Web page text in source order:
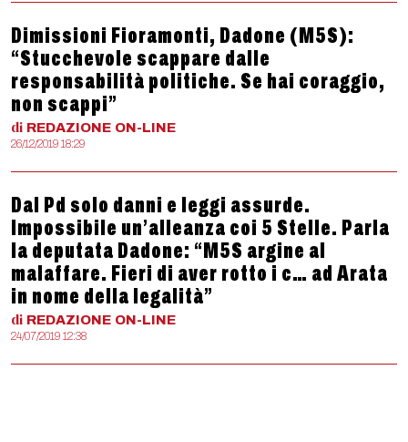
Dimissioni Fioramonti, Dadone (M5S):
“Stucchevole scappare dalle
responsabilità politiche. Se hai coraggio,
non scappi”
di REDAZIONE ON-LINE
26/12/2019 18:29
Dal Pd solo danni e leggi assurde.
Impossibile un’alleanza coi 5 Stelle. Parla
la deputata Dadone: “M5S argine al
malaffare. Fieri di aver rotto i c… ad Arata
in nome della legalità”
di REDAZIONE ON-LINE
24/07/2019 12:38